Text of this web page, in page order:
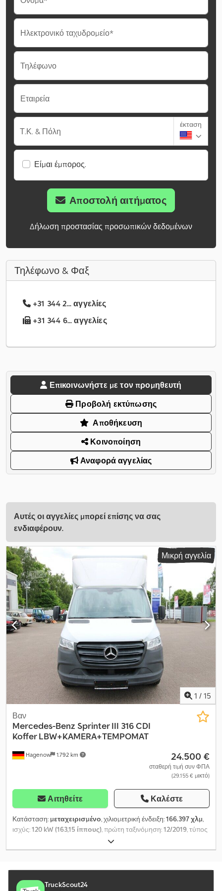
Ηλεκτρονικό ταχυδρομείο*
Τηλέφωνο
Εταιρεία
Τ.Κ. & Πόλη
έκταση
Είμαι έμπορος.
Αποστολή αιτήματος
Δήλωση προστασίας προσωπικών δεδομένων
Τηλέφωνο & Φαξ
+31 344 2... αγγελίες
+31 344 6... αγγελίες
Επικοινωνήστε με τον προμηθευτή
Προβολή εκτύπωσης
Αποθήκευση
Κοινοποίηση
Αναφορά αγγελίας
Αυτές οι αγγελίες μπορεί επίσης να σας
ενδιαφέρουν.
Μικρή αγγελία
1 / 15
Hagenow 1.792 km
Βαν
Mercedes-Benz Sprinter III 316 CDI
Koffer LBW+KAMERA+TEMPOMAT
24.500 €
σταθερή τιμή συν ΦΠΑ
(29.155 € μικτό)
Αιτηθείτε Καλέστε
Κατάσταση: μεταχειρισμένο, χιλιομετρική ένδειξη:166.397 χλμ,
ισχύς:120 kW (163,15 ίππους) , πρώτη ταξινόμηση:12/2019 , τύπος
2.660 κιλ
φόρτωσης:840 κιλ, συνολικό βάρος:3.500 κιλ, μεταξόνιο:4.325
εκπομπών:Euro 6, ανάρτηση:άλλο, αριθμός θέσεων:3, συνολικό
μήκος:6.960 χιλ., μήκος χώρου φόρτωσης:
TruckScout24